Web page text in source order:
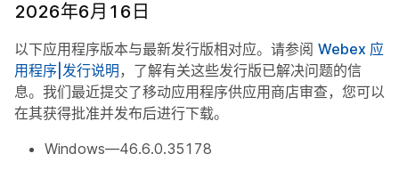
2026年6月16日
以下应用程序版本与最新发行版相对应。请参阅 Webex 应
用程序|发行说明 ，了解有关这些发行版已解决问题的信
息。我们最近提交了移动应用程序供应用商店审查，您可以
在其获得批准并发布后进行下载。
Windows—46.6.0.35178